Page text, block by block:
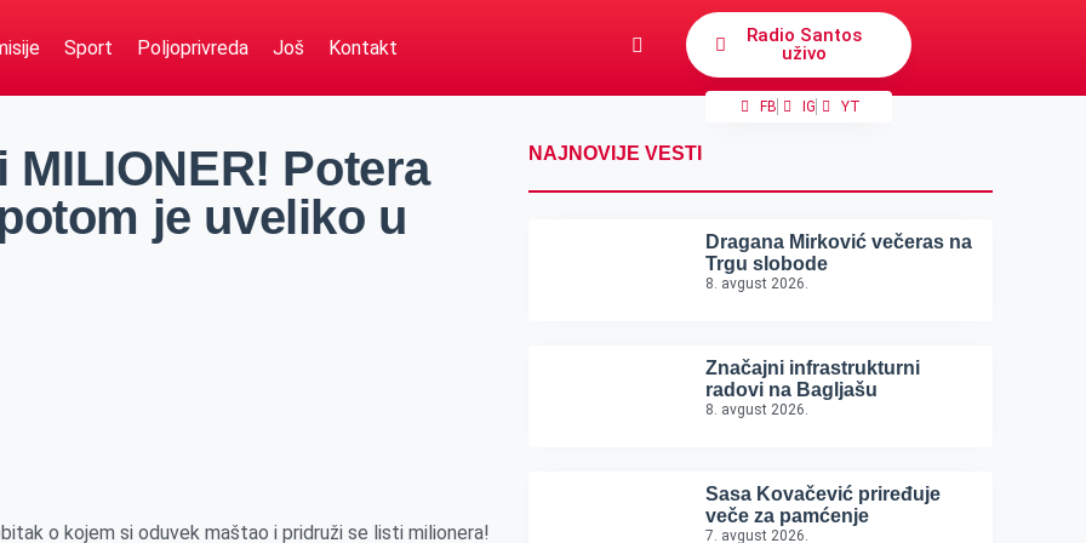
Sport Poljoprivreda Još Kontakt
Radio Santos
uživo
FB IG YT
Potera
je uveliko u
o kojem si oduvek maštao i pridruži se listi milionera!
NAJNOVIJE VESTI
Dragana Mirković večeras na
Trgu slobode
8. avgust 2026.
Značajni infrastrukturni
radovi na Bagljašu
8. avgust 2026.
Sasa Kovačević priređuje
veče za pamćenje
7. avgust 2026.